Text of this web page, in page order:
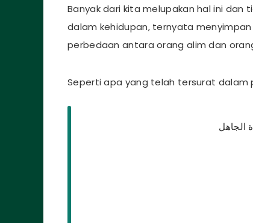
Banyak dari kita melupakan hal ini
dalam kehidupan, ternyata
perbedaan antara orang alim dan
Seperti apa yang telah tersurat dalam
الجاهل